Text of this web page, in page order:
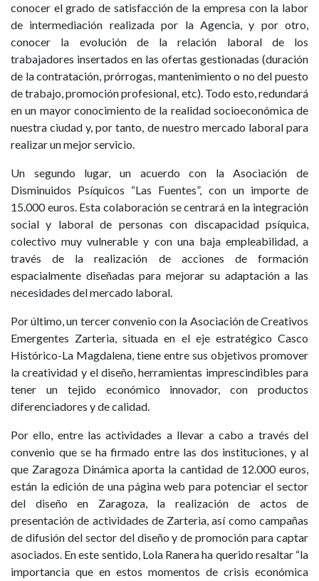
conocer el grado de satisfacción de la empresa con la labor
de intermediación realizada por la Agencia, y por otro,
conocer la evolución de la relación laboral de los
trabajadores insertados en las ofertas gestionadas (duración
de la contratación, prórrogas, mantenimiento o no del puesto
de trabajo, promoción profesional, etc). Todo esto, redundará
en un mayor conocimiento de la realidad socioeconómica de
nuestra ciudad y, por tanto, de nuestro mercado laboral para
realizar un mejor servicio.
Un segundo lugar, un acuerdo con la Asociación de
Disminuidos Psíquicos “Las Fuentes”, con un importe de
15.000 euros. Esta colaboración se centrará en la integración
social y laboral de personas con discapacidad psíquica,
colectivo muy vulnerable y con una baja empleabilidad, a
través de la realización de acciones de formación
espacialmente diseñadas para mejorar su adaptación a las
necesidades del mercado laboral.
Por último, un tercer convenio con la Asociación de Creativos
Emergentes Zarteria, situada en el eje estratégico Casco
Histórico-La Magdalena, tiene entre sus objetivos promover
la creatividad y el diseño, herramientas imprescindibles para
tener un tejido económico innovador, con productos
diferenciadores y de calidad.
Por ello, entre las actividades a llevar a cabo a través del
convenio que se ha firmado entre las dos instituciones, y al
que Zaragoza Dinámica aporta la cantidad de 12.000 euros,
están la edición de una página web para potenciar el sector
del diseño en Zaragoza, la realización de actos de
presentación de actividades de Zarteria, así como campañas
de difusión del sector del diseño y de promoción para captar
asociados. En este sentido, Lola Ranera ha querido resaltar “la
importancia que en estos momentos de crisis económica